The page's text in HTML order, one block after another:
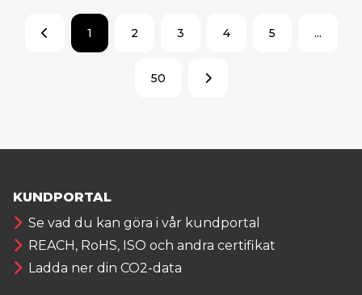
1 2 3 4 5 ...
50
KUNDPORTAL
Se vad du kan göra i vår kundportal
REACH, RoHS, ISO och andra certifikat
Ladda ner din CO2-data